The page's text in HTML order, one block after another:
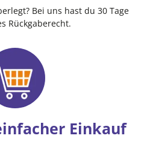
Bei uns hast du 30 Tage
Rückgaberecht.
Einkauf